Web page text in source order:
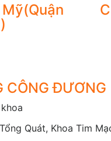
béo phì và rối loạn
tiện và công
Nam, tuy nhiên đây
Mỹ(Quận
CÔNG ĐƯƠNG
Quát, Khoa Tim